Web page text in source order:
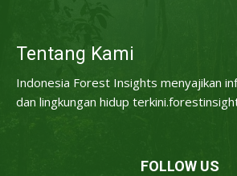
Tentang Kami
Indonesia Forest Insights menyajikan
dan lingkungan hidup
FOLLOW US